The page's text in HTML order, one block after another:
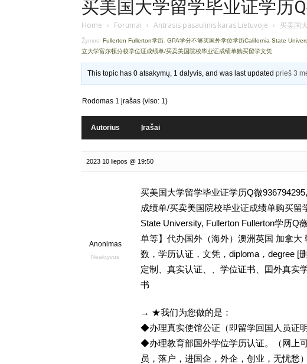
买美国大学留学毕业证学历
Home › Forumai › Antrasis pasaulinis karas Lietuvoje › 买美国
Žymos: Fullerton Fullerton学历 GPA学分不够买国外学位学历California State
立大学富尔顿分校学位证成绩单/买卖美国院校毕业证成绩单购买留学文凭
This topic has 0 atsakymų, 1 dalyvis, and was last updatedprieš 3
Rodomas 1 įrašas (viso: 1)
Autorius Įrašai
2023 10 liepos @ 19:50
Anonimas
Neaktyvus
买美国大学留学毕业证学历Q微
成绩单/买卖美国院校毕业证成绩单购买
State University, Fullerton Fullerton学历Q
单等】代办国外（海外）澳洲英国 加拿
数，学历认证，文凭，diploma，degree [
定制、真实认证、、学位证书、囯外真实
书
→ ★我们为您做的是：
◆办理真实使馆公证（即留学回国人员证
◆办理教育部国外学位学历认证。（网上
员，落户，进国企，外企，创业，无忧愁